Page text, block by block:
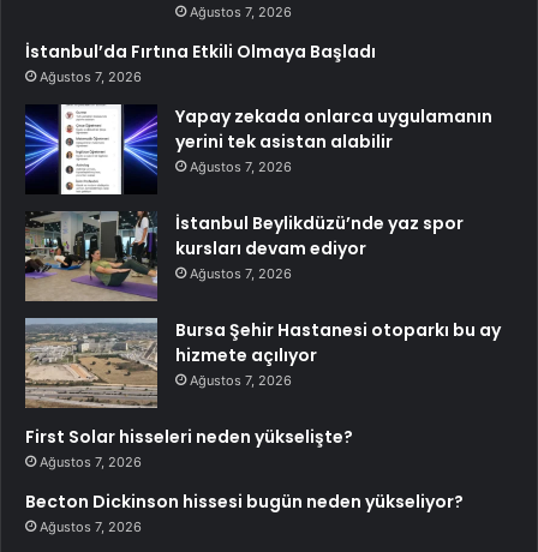
Ağustos 7, 2026
İstanbul’da Fırtına Etkili Olmaya Başladı
Ağustos 7, 2026
Yapay zekada onlarca uygulamanın
yerini tek asistan alabilir
Ağustos 7, 2026
İstanbul Beylikdüzü’nde yaz spor
kursları devam ediyor
Ağustos 7, 2026
Bursa Şehir Hastanesi otoparkı bu ay
hizmete açılıyor
Ağustos 7, 2026
First Solar hisseleri neden yükselişte?
Ağustos 7, 2026
Becton Dickinson hissesi bugün neden yükseliyor?
Ağustos 7, 2026